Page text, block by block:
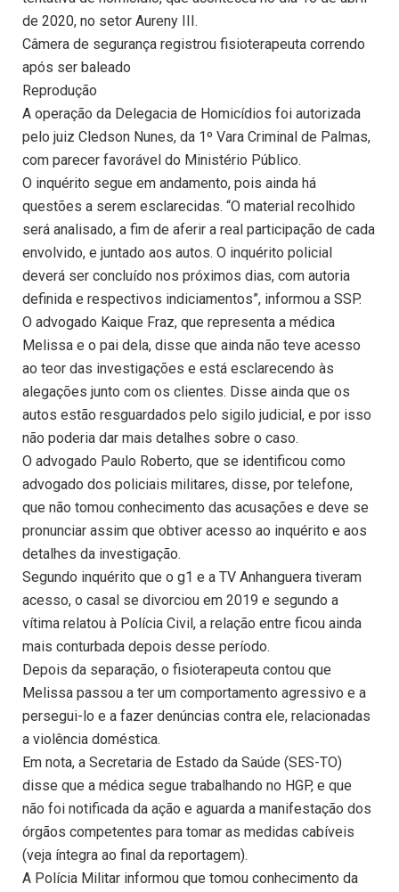
de 2020, no setor Aureny III.
Câmera de segurança registrou fisioterapeuta correndo
após ser baleado
Reprodução
A operação da Delegacia de Homicídios foi autorizada
pelo juiz Cledson Nunes, da 1º Vara Criminal de Palmas,
com parecer favorável do Ministério Público.
O inquérito segue em andamento, pois ainda há
questões a serem esclarecidas. “O material recolhido
será analisado, a fim de aferir a real participação de cada
envolvido, e juntado aos autos. O inquérito policial
deverá ser concluído nos próximos dias, com autoria
definida e respectivos indiciamentos”, informou a SSP.
O advogado Kaique Fraz, que representa a médica
Melissa e o pai dela, disse que ainda não teve acesso
ao teor das investigações e está esclarecendo às
alegações junto com os clientes. Disse ainda que os
autos estão resguardados pelo sigilo judicial, e por isso
não poderia dar mais detalhes sobre o caso.
O advogado Paulo Roberto, que se identificou como
advogado dos policiais militares, disse, por telefone,
que não tomou conhecimento das acusações e deve se
pronunciar assim que obtiver acesso ao inquérito e aos
detalhes da investigação.
Segundo inquérito que o g1 e a TV Anhanguera tiveram
acesso, o casal se divorciou em 2019 e segundo a
vítima relatou à Polícia Civil, a relação entre ficou ainda
mais conturbada depois desse período.
Depois da separação, o fisioterapeuta contou que
Melissa passou a ter um comportamento agressivo e a
persegui-lo e a fazer denúncias contra ele, relacionadas
a violência doméstica.
Em nota, a Secretaria de Estado da Saúde (SES-TO)
disse que a médica segue trabalhando no HGP, e que
não foi notificada da ação e aguarda a manifestação dos
órgãos competentes para tomar as medidas cabíveis
(veja íntegra ao final da reportagem).
A Polícia Militar informou que tomou conhecimento da